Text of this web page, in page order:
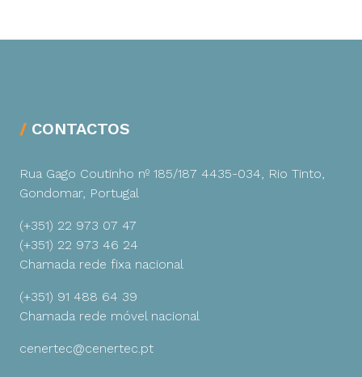
CONTACTOS
Rua Gago Coutinho nº 185/187 4435-034, Rio Tinto,
Gondomar, Portugal
(+351) 22 973 07 47
(+351) 22 973 46 24
Chamada rede fixa nacional
(+351) 91 488 64 39
Chamada rede móvel nacional
cenertec@cenertec.pt